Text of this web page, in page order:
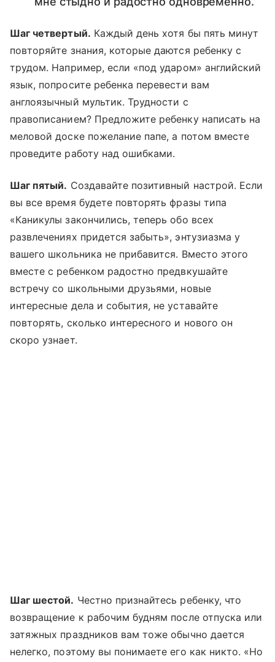
Шаг четвертый. Каждый день хотя бы пять минут
повторяйте знания, которые даются ребенку с
трудом. Например, если «под ударом» английский
язык, попросите ребенка перевести вам
англоязычный мультик. Трудности с
правописанием? Предложите ребенку написать на
меловой доске пожелание папе, а потом вместе
проведите работу над ошибками.
Шаг пятый. Создавайте позитивный настрой. Если
вы все время будете повторять фразы типа
«Каникулы закончились, теперь обо всех
развлечениях придется забыть», энтузиазма у
вашего школьника не прибавится. Вместо этого
вместе с ребенком радостно предвкушайте
встречу со школьными друзьями, новые
интересные дела и события, не уставайте
повторять, сколько интересного и нового он
скоро узнает.
Шаг шестой. Честно признайтесь ребенку, что
возвращение к рабочим будням после отпуска или
затяжных праздников вам тоже обычно дается
нелегко, поэтому вы понимаете его как никто. «Но